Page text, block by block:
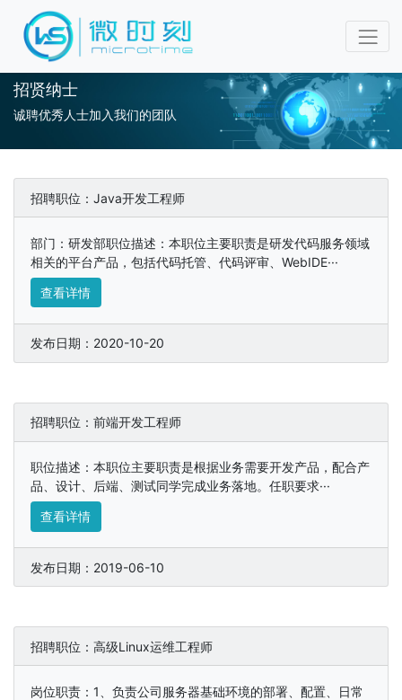
招贤纳士
诚聘优秀人士加入我们的团队
招聘职位：Java开发工程师
部门：研发部职位描述：本职位主要职责是研发代码服务领域
相关的平台产品，包括代码托管、代码评审、WebIDE···
查看详情
发布日期：2020-10-20
招聘职位：前端开发工程师
职位描述：本职位主要职责是根据业务需要开发产品，配合产
品、设计、后端、测试同学完成业务落地。任职要求···
查看详情
发布日期：2019-06-10
招聘职位：高级Linux运维工程师
岗位职责：1、负责公司服务器基础环境的部署、配置、日常